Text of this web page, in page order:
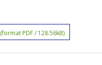
(format PDF / 128.56kB)